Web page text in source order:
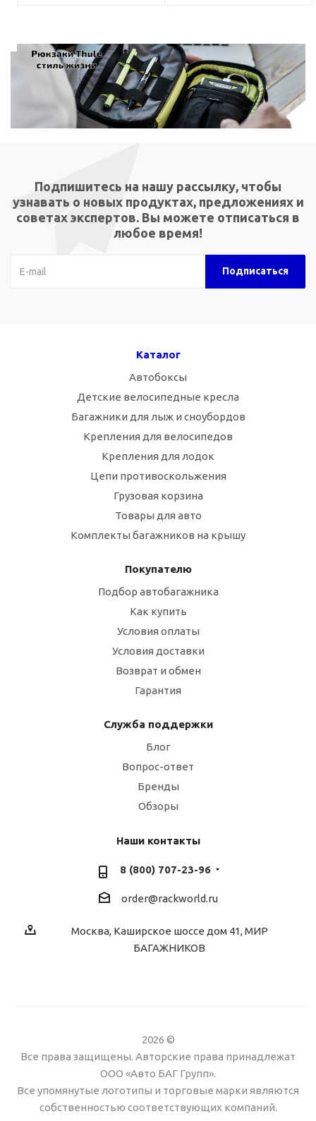
Подпишитесь на нашу рассылку, чтобы
узнавать о новых продуктах, предложениях и
советах экспертов. Вы можете отписаться в
любое время!
Каталог
Автобоксы
Детские велосипедные кресла
Багажники для лыж и сноубордов
Крепления для велосипедов
Крепления для лодок
Цепи противоскольжения
Грузовая корзина
Товары для авто
Комплекты багажников на крышу
Покупателю
Подбор автобагажника
Как купить
Условия оплаты
Условия доставки
Возврат и обмен
Гарантия
Служба поддержки
Блог
Вопрос-ответ
Бренды
Обзоры
Наши контакты
8 (800) 707-23-96
order@rackworld.ru
Москва, Каширское шоссе дом 41, МИР
БАГАЖНИКОВ
2026 ©
Все права защищены. Авторские права принадлежат
ООО «Авто БАГ Групп».
Все упомянутые логотипы и торговые марки являются
собственностью соответствующих компаний.